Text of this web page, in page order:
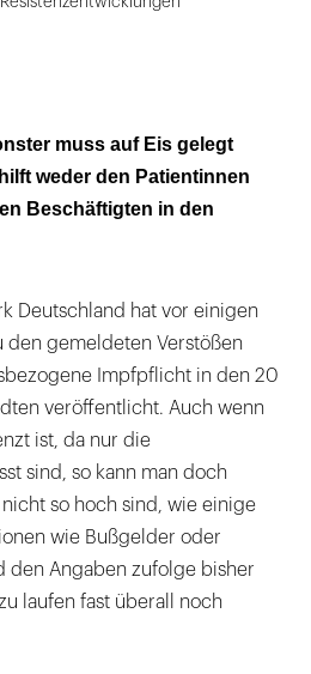
muss auf Eis gelegt
weder den Patientinnen
Beschäftigten in den
Deutschland hat vor einigen
den gemeldeten Verstößen
Impfpflicht in den 20
veröffentlicht. Auch wenn
ist, da nur die
sind, so kann man doch
so hoch sind, wie einige
wie Bußgelder oder
den Angaben zufolge bisher
laufen fast überall noch